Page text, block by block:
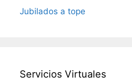
Jubilados a tope
Servicios Virtuales